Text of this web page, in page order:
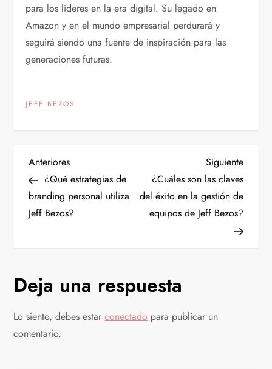
para los líderes en la era digital. Su legado en
Amazon y en el mundo empresarial perdurará y
seguirá siendo una fuente de inspiración para las
generaciones futuras.
JEFF BEZOS
N
a
v
g
a
c
Entrada
anterior
Anteriores
¿Qué estrategias de
branding personal utiliza
Jeff Bezos?
Siguiente
¿Cuáles son las claves
del éxito en la gestión de
equipos de Jeff Bezos?
Deja una respuesta
Lo siento, debes estarconectado para publicar un
comentario.